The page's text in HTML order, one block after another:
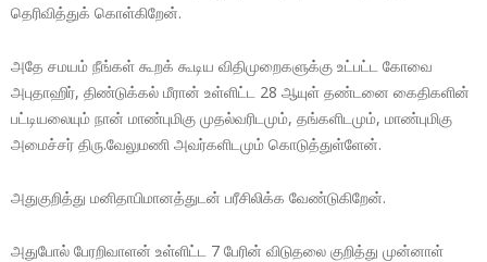
தெரிவித்துக் கொள்கிறேன்.
அதே சமயம் நீங்கள் கூறக் கூடிய விதிமுறைகளுக்கு உட்பட்ட கோவை
அபுதாஹிர், திண்டுக்கல் மீரான் உள்ளிட்ட 28 ஆயுள் தண்டனை கைதிகளின்
பட்டியலையும் நான் மாண்புமிகு முதல்வரிடமும், தங்களிடமும், மாண்புமிகு
அமைச்சர் திரு.வேலுமணி அவர்களிடமும் கொடுத்துள்ளேன்.
அதுகுறித்து மனிதாபிமானத்துடன் பரீசிலிக்க வேண்டுகிறேன்.
அதுபோல் பேரறிவாளன் உள்ளிட்ட 7 பேரின் விடுதலை குறித்து முன்னாள்